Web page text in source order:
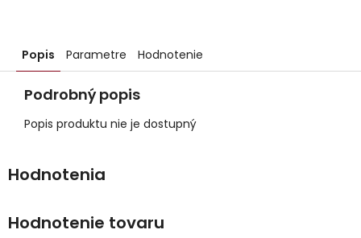
Popis Parametre Hodnotenie
Podrobný popis
Popis produktu nie je dostupný
Hodnotenie tovaru